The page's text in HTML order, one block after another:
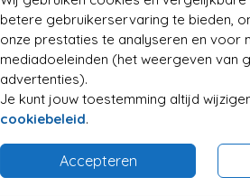
betere gebruikerservaring te bieden,
onze prestaties te analyseren en voor
mediadoeleinden (het weergeven van
advertenties).
Je kunt jouw toestemming altijd
cookiebeleid.
Accepteren